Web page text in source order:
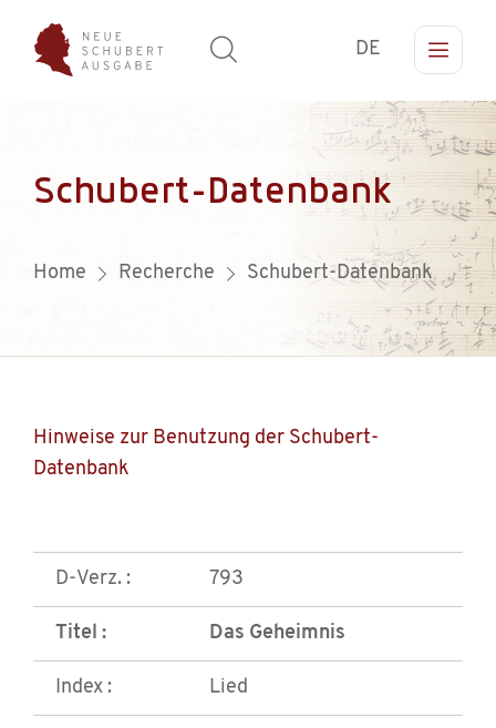
DE
Schubert-Datenbank
Home Recherche Schubert-Datenbank
Hinweise zur Benutzung der Schubert-
Datenbank
D-Verz. : 793
Titel : Das Geheimnis
Index : Lied